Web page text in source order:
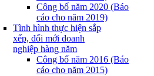
Công bố năm 2020 (Báo
cáo cho năm 2019)
Tình hình thực hiện sắp
xếp, đổi mới doanh
nghiệp hàng năm
Công bố năm 2016 (Báo
cáo cho năm 2015)